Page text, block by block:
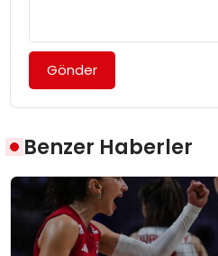
Gönder
Benzer Haberler